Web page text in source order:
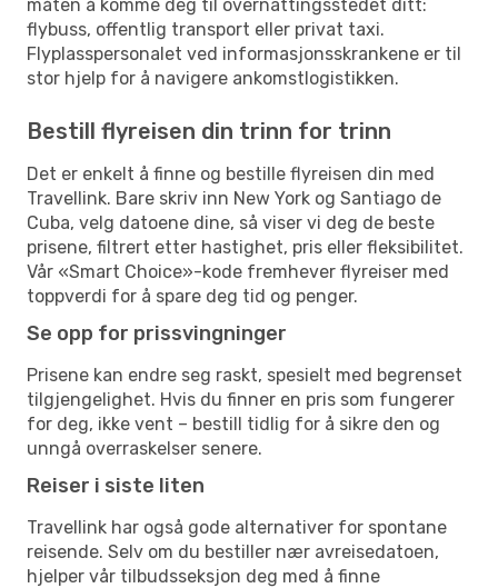
måten å komme deg til overnattingsstedet ditt:
flybuss, offentlig transport eller privat taxi.
Flyplasspersonalet ved informasjonsskrankene er til
stor hjelp for å navigere ankomstlogistikken.
Bestill flyreisen din trinn for trinn
Det er enkelt å finne og bestille flyreisen din med
Travellink. Bare skriv inn New York og Santiago de
Cuba, velg datoene dine, så viser vi deg de beste
prisene, filtrert etter hastighet, pris eller fleksibilitet.
Vår «Smart Choice»-kode fremhever flyreiser med
toppverdi for å spare deg tid og penger.
Se opp for prissvingninger
Prisene kan endre seg raskt, spesielt med begrenset
tilgjengelighet. Hvis du finner en pris som fungerer
for deg, ikke vent – bestill tidlig for å sikre den og
unngå overraskelser senere.
Reiser i siste liten
Travellink har også gode alternativer for spontane
reisende. Selv om du bestiller nær avreisedatoen,
hjelper vår tilbudsseksjon deg med å finne